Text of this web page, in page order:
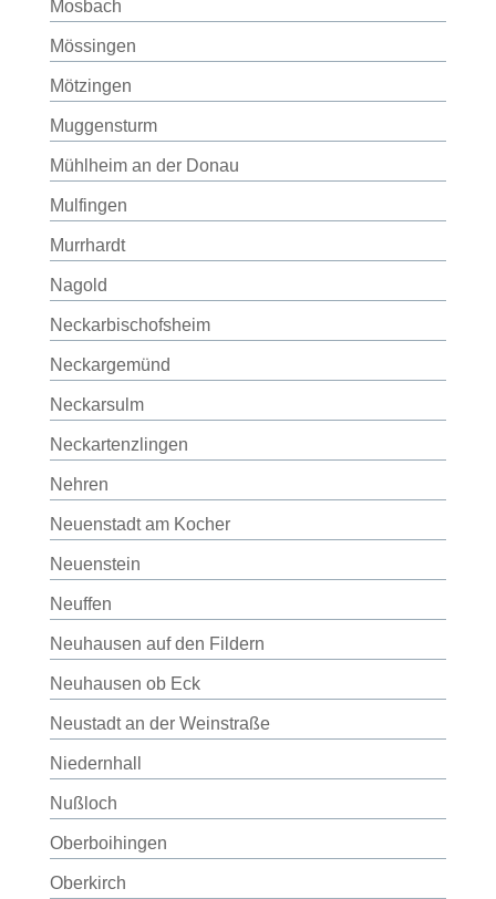
Mosbach
Mössingen
Mötzingen
Muggensturm
Mühlheim an der Donau
Mulfingen
Murrhardt
Nagold
Neckarbischofsheim
Neckargemünd
Neckarsulm
Neckartenzlingen
Nehren
Neuenstadt am Kocher
Neuenstein
Neuffen
Neuhausen auf den Fildern
Neuhausen ob Eck
Neustadt an der Weinstraße
Niedernhall
Nußloch
Oberboihingen
Oberkirch